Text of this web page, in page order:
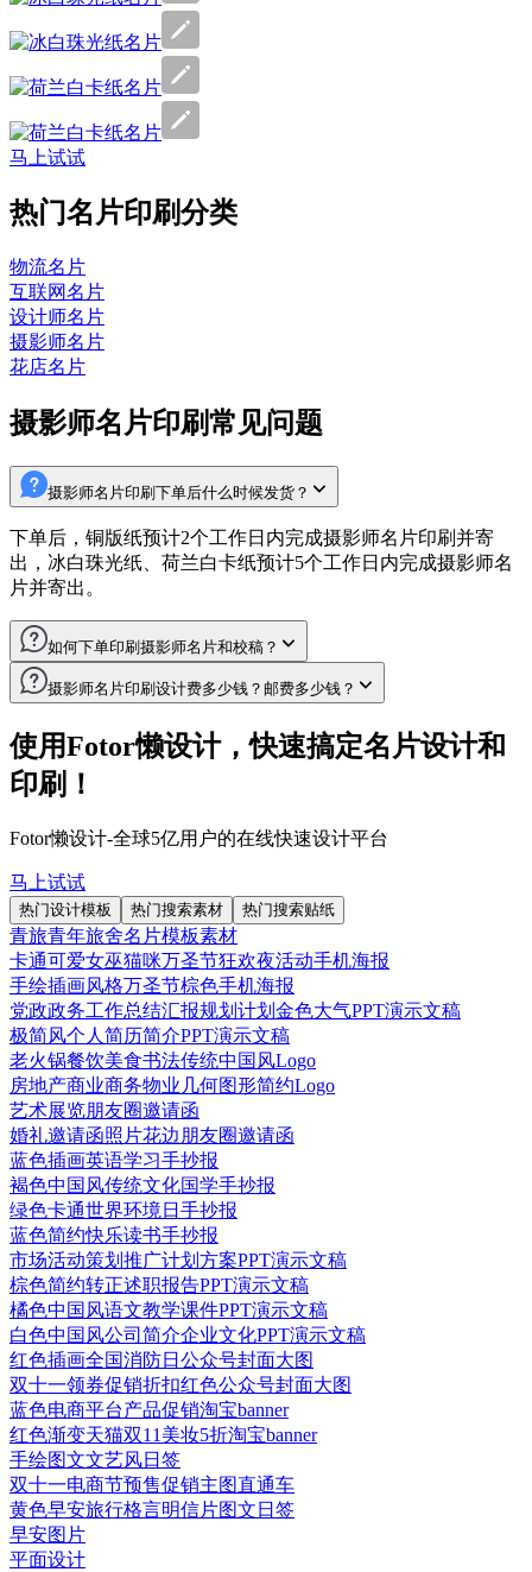
马上试试
热门名片印刷分类
物流名片
互联网名片
设计师名片
摄影师名片
花店名片
摄影师名片印刷常见问题
摄影师名片印刷下单后什么时候发货？
下单后，铜版纸预计2个工作日内完成摄影师名片印刷并寄
出，冰白珠光纸、荷兰白卡纸预计5个工作日内完成摄影师名
片并寄出。
如何下单印刷摄影师名片和校稿？
1.完成名片设计后，点击“下单印刷”按钮
2.选择单面打印或双面打印，若选择单面打印，需要选择所需
印刷的页面
3.选择摄影师名片印刷纸张质量、印刷工艺、印刷数量
4.下单印刷摄影师名片之前，点击“开始校稿”，为避免印刷色
差过大、内容不清晰、裁剪出现问题等，需要您依次对设计作
品的颜色、分辨率、背景、内容及缩放进行校对
5.校稿完成后，点击“立即下单”，在订单页面填写详细的收件
地址，并确认订单
6.提交订单，付款。
7.发货后，您会收到快递物流单号的短信通知，也可以登录
Fotor懒设计后，点击“我的订单”-“印刷订单”，查看您的订单
进程。
摄影师名片印刷设计费多少钱？邮费多少钱？
使用Fotor懒设计提供的摄影师名片模板，不需要花费一分
钱，就能完成名片设计；在Fotor懒设计印刷摄影师名片，为
您提供全国包邮服务。
使用Fotor懒设计，快速搞定名片设计和
印刷！
Fotor懒设计-全球5亿用户的在线快速设计平台
马上试试
热门设计模板 热门搜索素材 热门搜索贴纸
青旅青年旅舍名片模板素材
卡通可爱女巫猫咪万圣节狂欢夜活动手机海报
手绘插画风格万圣节棕色手机海报
党政政务工作总结汇报规划计划金色大气PPT演示文稿
极简风个人简历简介PPT演示文稿
老火锅餐饮美食书法传统中国风Logo
房地产商业商务物业几何图形简约Logo
艺术展览朋友圈邀请函
婚礼邀请函照片花边朋友圈邀请函
蓝色插画英语学习手抄报
褐色中国风传统文化国学手抄报
绿色卡通世界环境日手抄报
蓝色简约快乐读书手抄报
市场活动策划推广计划方案PPT演示文稿
棕色简约转正述职报告PPT演示文稿
橘色中国风语文教学课件PPT演示文稿
白色中国风公司简介企业文化PPT演示文稿
红色插画全国消防日公众号封面大图
双十一领券促销折扣红色公众号封面大图
蓝色电商平台产品促销淘宝banner
红色渐变天猫双11美妆5折淘宝banner
手绘图文文艺风日签
双十一电商节预售促销主图直通车
黄色早安旅行格言明信片图文日签
早安图片
平面设计